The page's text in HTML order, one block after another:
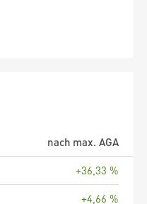
nach max. AGA
+36,33 %
+4,66 %